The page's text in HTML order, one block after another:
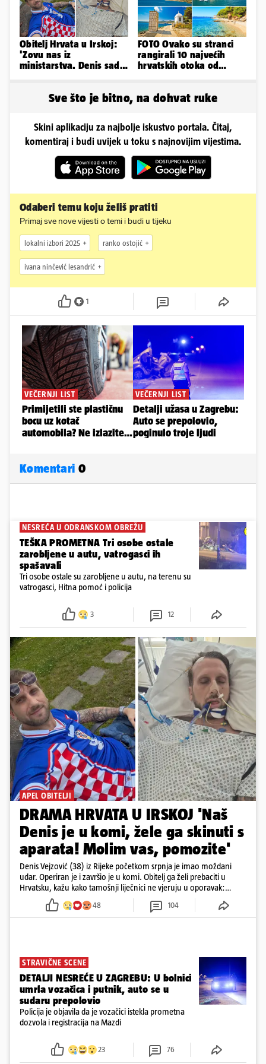
Obitelj Hrvata u Irskoj:
'Zovu nas iz
ministarstva. Denis sada
FOTO Ovako su stranci
rangirali 10 najvećih
hrvatskih otoka od
Sve što je bitno, na dohvat ruke
Skini aplikaciju za najbolje iskustvo portala. Čitaj,
komentiraj i budi uvijek u toku s najnovijim vijestima.
Odaberi temu koju želiš pratiti
Primaj sve nove vijesti o temi i budi u tijeku
lokalni izbori 2025 ranko ostojić
ivana ninčević lesandrić
1
Komentari 0
NESREĆA U ODRANSKOM OBREŽU
TEŠKA PROMETNA Tri osobe ostale
zarobljene u autu, vatrogasci ih
spašavali
Tri osobe ostale su zarobljene u autu, na terenu su
vatrogasci, Hitna pomoć i policija
3 12
APEL OBITELJI
DRAMA HRVATA U IRSKOJ 'Naš
Denis je u komi, žele ga skinuti s
aparata! Molim vas, pomozite'
Denis Vejzović (38) iz Rijeke početkom srpnja je imao moždani
udar. Operiran je i završio je u komi. Obitelj ga želi prebaciti u
Hrvatsku, kažu kako tamošnji liječnici ne vjeruju u oporavak:
'Imamo 72 sata'
48 104
STRAVIČNE SCENE
DETALJI NESREĆE U ZAGREBU: U bolnici
umrla vozačica i putnik, auto se u
sudaru prepolovio
Policija je objavila da je vozačici istekla prometna
dozvola i registracija na Mazdi
23 76